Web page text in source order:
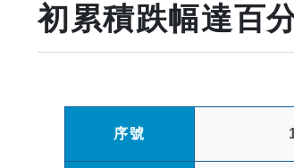
初累積跌幅達百
序號